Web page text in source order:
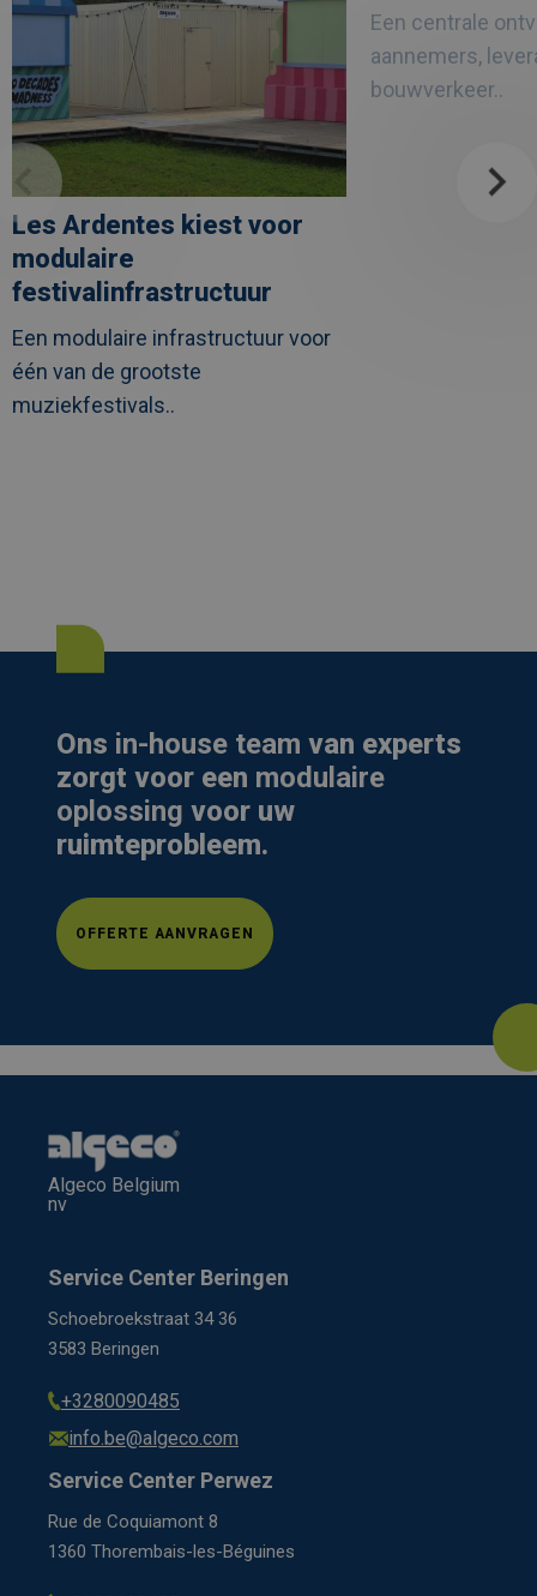
Les Ardentes kiest voor
modulaire
festivalinfrastructuur
Een modulaire infrastructuur voor
één van de grootste
muziekfestivals..
Een centrale
aannemers,
bouwverkeer..
in
UZ
Leuven
Ons in-house team van experts
zorgt voor een modulaire
oplossing voor uw
ruimteprobleem.
OFFERTE AANVRAGEN
Algeco Belgium
nv
Service Center Beringen
Schoebroekstraat 34 36
3583 Beringen
+3280090485
info.be@algeco.com
Service Center Perwez
Rue de Coquiamont 8
1360 Thorembais-les-Béguines